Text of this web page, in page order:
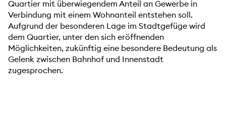
Quartier mit überwiegendem Anteil an Gewerbe in
Verbindung mit einem Wohnanteil entstehen soll.
Aufgrund der besonderen Lage im Stadtgefüge wird
dem Quartier, unter den sich eröffnenden
Möglichkeiten, zukünftig eine besondere Bedeutung als
Gelenk zwischen Bahnhof und Innenstadt
zugesprochen.